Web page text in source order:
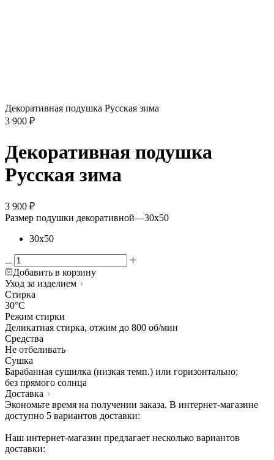
Декоративная подушка Русская зима
3 900 ₽
Декоративная подушка
Русская зима
3 900 ₽
Размер подушки декоративной—30х50
30х50
Добавить в корзину
Уход за изделием
Стирка
30°C
Режим стирки
Деликатная стирка, отжим до 800 об/мин
Средства
Не отбеливать
Сушка
Барабанная сушилка (низкая темп.) или горизонтально;
без прямого солнца
Доставка
Экономьте время на получении заказа. В интернет-магазине
доступно 5 вариантов доставки:
Наш интернет-магазин предлагает несколько вариантов
доставки: